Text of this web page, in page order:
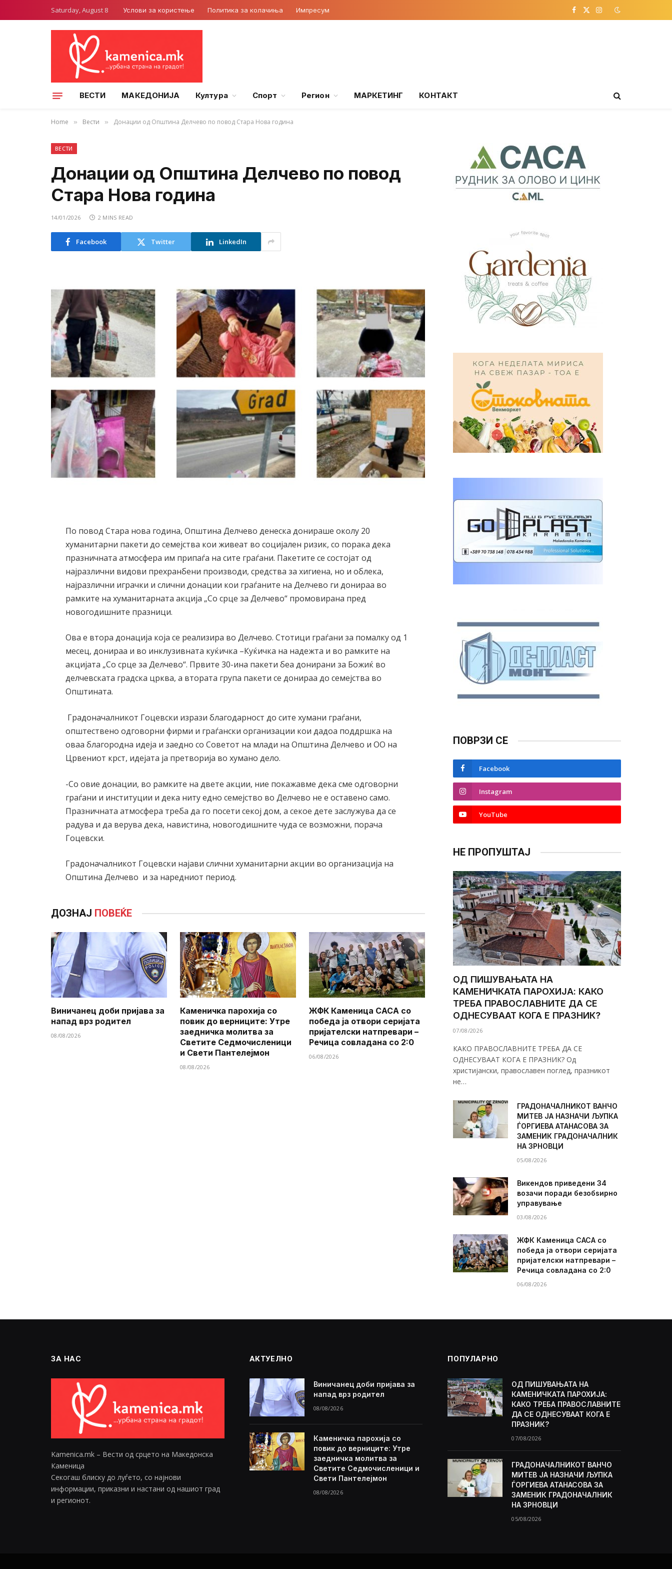
Saturday, August 8 Услови за користење Политика за колачиња Импресум Facebook
X
Instagram
ВЕСТИ МАКЕДОНИЈА Култура Спорт Регион МАРКЕТИНГ КОНТАКТ
Home » Вести » Донации од Општина Делчево по повод Стара Нова година
ВЕСТИ
Донации од Општина Делчево по повод
Стара Нова година
14/01/2026 2 MINS READ
Facebook Twitter LinkedIn
По повод Стара нова година, Општина Делчево денеска донираше околу 20
хуманитарни пакети до семејства кои живеат во социјален ризик, со порака дека
празничната атмосфера им припаѓа на сите граѓани. Пакетите се состојат од
најразлични видови прехранбени производи, средства за хигиена, но и облека,
најразлични играчки и слични донации кои граѓаните на Делчево ги донираа во
рамките на хуманитарната акција „Со срце за Делчево“ промовирана пред
новогодишните празници.
Ова е втора донација која се реализира во Делчево. Стотици граѓани за помалку од 1
месец, донираа и во инклузивната куќичка –Куќичка на надежта и во рамките на
акцијата „Со срце за Делчево“. Првите 30-ина пакети беа донирани за Божиќ во
делчевската градска црква, а втората група пакети се донираа до семејства во
Општината.
Градоначалникот Гоцевски изрази благодарност до сите хумани граѓани,
општествено одговорни фирми и граѓански организации кои дадоа поддршка на
оваа благородна идеја и заедно со Советот на млади на Општина Делчево и ОО на
Црвениот крст, идејата ја претворија во хумано дело.
-Со овие донации, во рамките на двете акции, ние покажавме дека сме одговорни
граѓани и институции и дека ниту едно семејство во Делчево не е оставено само.
Празничната атмосфера треба да го посети секој дом, а секое дете заслужува да се
радува и да верува дека, навистина, новогодишните чуда се возможни, порача
Гоцевски.
Градоначалникот Гоцевски најави слични хуманитарни акции во организација на
Општина Делчево и за наредниот период.
ДОЗНАЈ ПОВЕЌЕ
Виничанец доби пријава за
напад врз родител
08/08/2026
Каменичка парохија со
повик до верниците: Утре
заедничка молитва за
Светите Седмочисленици
и Свети Пантелејмон
08/08/2026
ЖФК Каменица САСА со
победа ја отвори серијата
пријателски натпревари –
Речица совладана со 2:0
06/08/2026
ПОВРЗИ СЕ
Facebook
Instagram
YouTube
НЕ ПРОПУШТАЈ
ОД ПИШУВАЊАТА НА
КАМЕНИЧКАТА ПАРОХИЈА: КАКО
ТРЕБА ПРАВОСЛАВНИТЕ ДА СЕ
ОДНЕСУВААТ КОГА Е ПРАЗНИК?
07/08/2026
КАКО ПРАВОСЛАВНИТЕ ТРЕБА ДА СЕ
ОДНЕСУВААТ КОГА Е ПРАЗНИК? Од
христијански, православен поглед, празникот
не…
ГРАДОНАЧАЛНИКОТ ВАНЧО
МИТЕВ ЈА НАЗНАЧИ ЉУПКА
ЃОРГИЕВА АТАНАСОВА ЗА
ЗАМЕНИК ГРАДОНАЧАЛНИК
НА ЗРНОВЦИ
05/08/2026
Викендов приведени 34
возачи поради безобѕирно
управување
03/08/2026
ЖФК Каменица САСА со
победа ја отвори серијата
пријателски натпревари –
Речица совладана со 2:0
06/08/2026
ЗА НАС
Kamenica.mk – Вести од срцето на Македонска
Каменица
Секогаш блиску до луѓето, со најнови
информации, приказни и настани од нашиот град
и регионот.
АКТУЕЛНО
Виничанец доби пријава за
напад врз родител
08/08/2026
Каменичка парохија со
повик до верниците: Утре
заедничка молитва за
Светите Седмочисленици и
Свети Пантелејмон
08/08/2026
ПОПУЛАРНО
ОД ПИШУВАЊАТА НА
КАМЕНИЧКАТА ПАРОХИЈА:
КАКО ТРЕБА ПРАВОСЛАВНИТЕ
ДА СЕ ОДНЕСУВААТ КОГА Е
ПРАЗНИК?
07/08/2026
ГРАДОНАЧАЛНИКОТ ВАНЧО
МИТЕВ ЈА НАЗНАЧИ ЉУПКА
ЃОРГИЕВА АТАНАСОВА ЗА
ЗАМЕНИК ГРАДОНАЧАЛНИК
НА ЗРНОВЦИ
05/08/2026